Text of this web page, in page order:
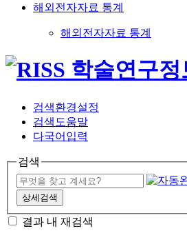
해외전자자료 통계
해외전자자료 통계
검색환경설정
검색도움말
다국어입력
검색
상세검색
결과 내 재검색